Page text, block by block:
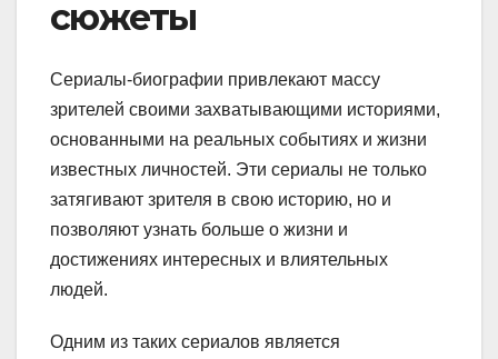
сюжеты
Сериалы-биографии привлекают массу
зрителей своими захватывающими историями,
основанными на реальных событиях и жизни
известных личностей. Эти сериалы не только
затягивают зрителя в свою историю, но и
позволяют узнать больше о жизни и
достижениях интересных и влиятельных
людей.
Одним из таких сериалов является